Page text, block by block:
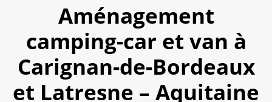
Aménagement
camping-car et van à
Carignan-de-Bordeaux
et Latresne – Aquitaine